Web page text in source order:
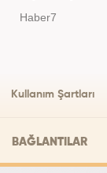
Haber7
Kullanım Şartları
BAĞLANTILAR